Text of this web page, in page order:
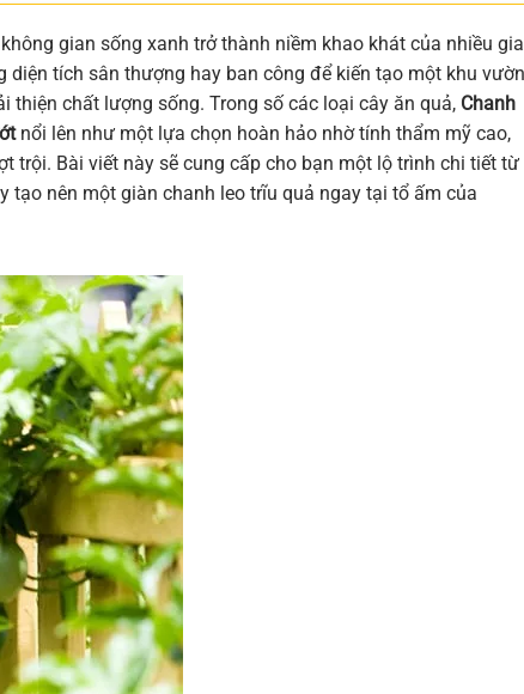
gian sống xanh trở thành niềm khao khát của nhiều gia
tích sân thượng hay ban công để kiến tạo một khu vườn
thiện chất lượng sống. Trong số các loại cây ăn quả, Chanh
nổi lên như một lựa chọn hoàn hảo nhờ tính thẩm mỹ cao,
trội. Bài viết này sẽ cung cấp cho bạn một lộ trình chi tiết từ
tạo nên một giàn chanh leo trĩu quả ngay tại tổ ấm của